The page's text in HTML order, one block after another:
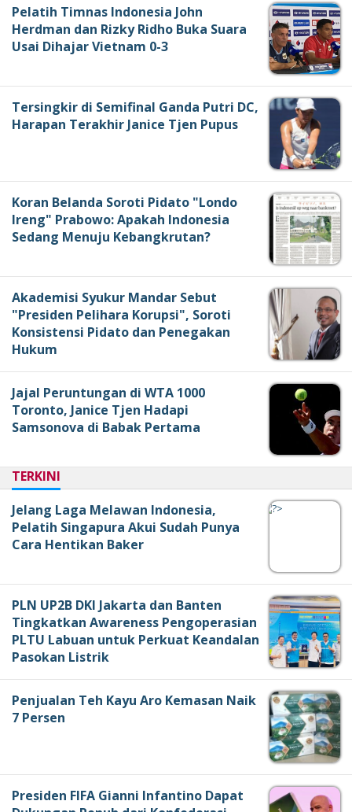
Pelatih Timnas Indonesia John
Herdman dan Rizky Ridho Buka Suara
Usai Dihajar Vietnam 0-3
Tersingkir di Semifinal Ganda Putri DC,
Harapan Terakhir Janice Tjen Pupus
Koran Belanda Soroti Pidato "Londo
Ireng" Prabowo: Apakah Indonesia
Sedang Menuju Kebangkrutan?
Akademisi Syukur Mandar Sebut
"Presiden Pelihara Korupsi", Soroti
Konsistensi Pidato dan Penegakan
Hukum
Jajal Peruntungan di WTA 1000
Toronto, Janice Tjen Hadapi
Samsonova di Babak Pertama
TERKINI
Jelang Laga Melawan Indonesia,
Pelatih Singapura Akui Sudah Punya
Cara Hentikan Baker
PLN UP2B DKI Jakarta dan Banten
Tingkatkan Awareness Pengoperasian
PLTU Labuan untuk Perkuat Keandalan
Pasokan Listrik
Penjualan Teh Kayu Aro Kemasan Naik
7 Persen
Presiden FIFA Gianni Infantino Dapat